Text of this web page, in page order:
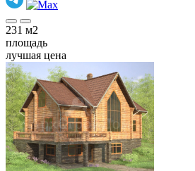
231 м2
площадь
лучшая цена